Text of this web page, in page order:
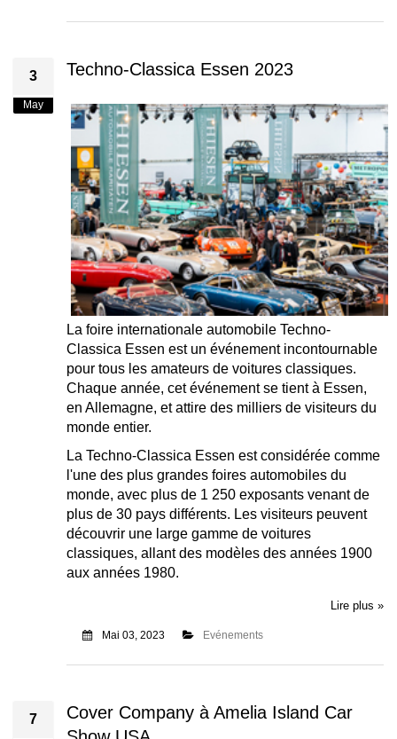
3
May
Techno-Classica Essen 2023
La foire internationale automobile Techno-
Classica Essen est un événement incontournable
pour tous les amateurs de voitures classiques.
Chaque année, cet événement se tient à Essen,
en Allemagne, et attire des milliers de visiteurs du
monde entier.
La Techno-Classica Essen est considérée comme
l'une des plus grandes foires automobiles du
monde, avec plus de 1 250 exposants venant de
plus de 30 pays différents. Les visiteurs peuvent
découvrir une large gamme de voitures
classiques, allant des modèles des années 1900
aux années 1980.
Lire plus »
Mai 03, 2023 Evénements
7
Cover Company à Amelia Island Car